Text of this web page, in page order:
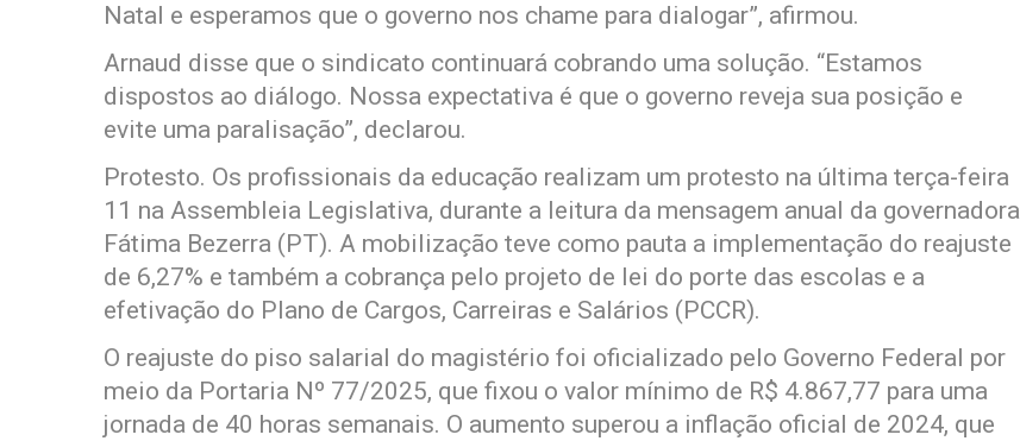
Natal e esperamos que o governo nos chame para dialogar”, afirmou.
Arnaud disse que o sindicato continuará cobrando uma solução. “Estamos
dispostos ao diálogo. Nossa expectativa é que o governo reveja sua posição e
evite uma paralisação”, declarou.
Protesto. Os profissionais da educação realizam um protesto na última terça-feira
11 na Assembleia Legislativa, durante a leitura da mensagem anual da governadora
Fátima Bezerra (PT). A mobilização teve como pauta a implementação do reajuste
de 6,27% e também a cobrança pelo projeto de lei do porte das escolas e a
efetivação do Plano de Cargos, Carreiras e Salários (PCCR).
O reajuste do piso salarial do magistério foi oficializado pelo Governo Federal por
meio da Portaria Nº 77/2025, que fixou o valor mínimo de R$ 4.867,77 para uma
jornada de 40 horas semanais. O aumento superou a inflação oficial de 2024, que